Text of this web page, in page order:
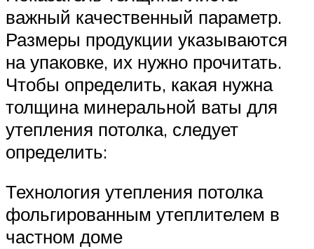
важный качественный параметр.
Размеры продукции указываются
на упаковке, их нужно прочитать.
Чтобы определить, какая нужна
толщина минеральной ваты для
утепления потолка, следует
определить:
Технология утепления потолка
фольгированным утеплителем в
частном доме